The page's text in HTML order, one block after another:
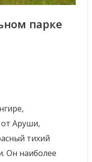
парке
Аруши,
тихий
Он наиболее